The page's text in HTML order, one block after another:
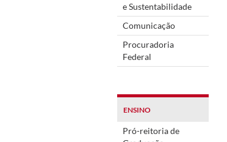
e Sustentabilidade
Comunicação
Procuradoria
Federal
ENSINO
Pró-reitoria de